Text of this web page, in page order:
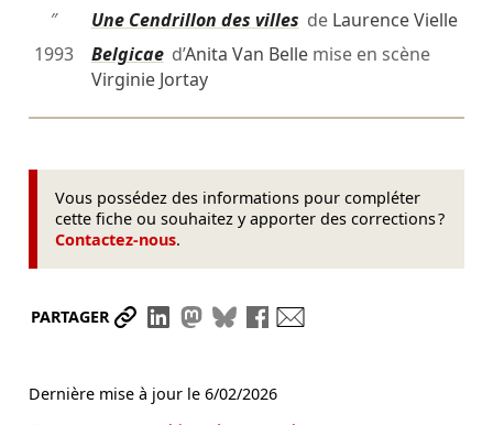
″
Une Cendrillon des villes de Laurence Vielle
1993
Belgicaed’Anita Van Bellemise en scène
Virginie Jortay
Vous possédez des informations pour compléter
cette fiche ou souhaitez y apporter des corrections ?
Contactez-nous.
PARTAGER Partager le lien
Partager sur LinkedIn
Partager sur Mastodon
Partager sur Bluesky
Partager sur Facebook
Dernière mise à jour le 6/02/2026